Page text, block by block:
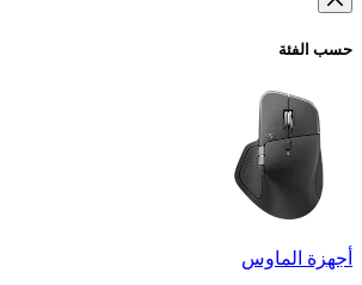
حسب الفئة
أجهزة الماوس